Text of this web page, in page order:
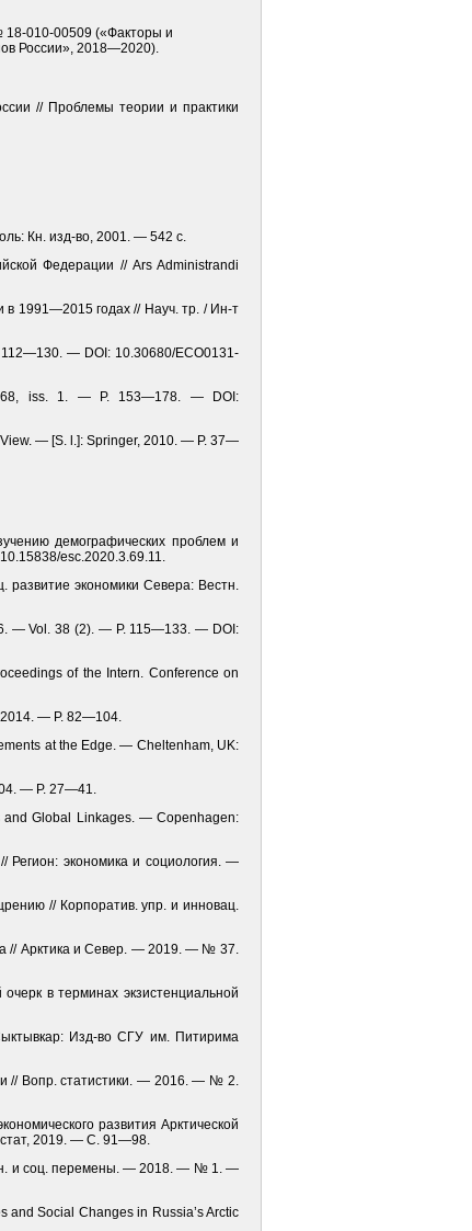
18-010-00509 («Факторы и
России», 2018—2020).
// Проблемы теории и практики
Кн. изд-во, 2001. — 542 с.
Федерации // Ars Administrandi
в 1991—2015 годах // Науч. тр. / Ин-т
— DOI: 10.30680/ЕСО0131-
68, iss. 1. — P. 153—178. — DOI:
— [S. l.]: Springer, 2010. — P. 37—
демографических проблем и
esc.2020.3.69.11.
экономики Севера: Вестн.
— Vol. 38 (2). — P. 115—133. — DOI:
of the Intern. Conference on
2014. — P. 82—104.
at the Edge. — Cheltenham, UK:
— P. 27—41.
and Global Linkages. — Copenhagen:
Регион: экономика и социология. —
// Корпоратив. упр. и инновац.
// Арк­тика и Север. — 2019. — № 37.
в терминах экзистенциальной
Изд-во СГУ им. Питирима
// Вопр. статистики. — 2016. — № 2.
развития Арк­тической
2019. — С. 91—98.
и соц. перемены. — 2018. — № 1. —
and Social Changes in Russia’s Arctic